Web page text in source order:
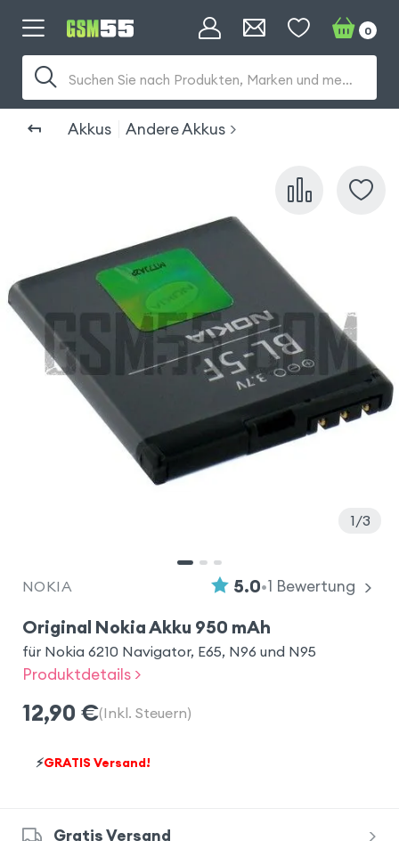
Suchen Sie nach Produkten, Marken und mehr...
0
Akkus Andere Akkus
1 3
NOKIA 5.0•1 Bewertung
Original Nokia Akku 950 mAh
für Nokia 6210 Navigator, E65, N96 und N95
Produktdetails >
12,90 €(Inkl. Steuern)
⚡GRATIS Versand!
Gratis Versand